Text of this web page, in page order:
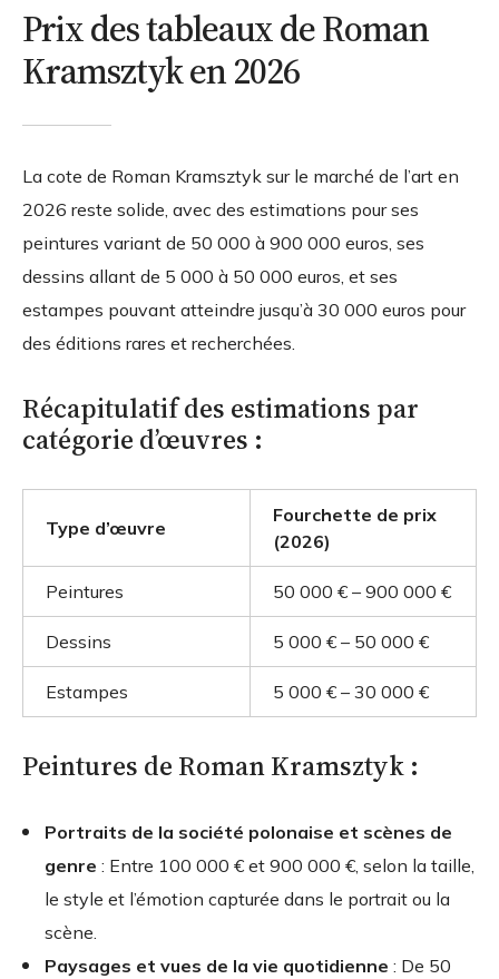
Prix des tableaux de Roman
Kramsztyk en 2026
La cote de Roman Kramsztyk sur le marché de l’art en
2026 reste solide, avec des estimations pour ses
peintures variant de 50 000 à 900 000 euros, ses
dessins allant de 5 000 à 50 000 euros, et ses
estampes pouvant atteindre jusqu’à 30 000 euros pour
des éditions rares et recherchées.
Récapitulatif des estimations par
catégorie d’œuvres :
Type d’œuvre
Fourchette de prix
(2026)
Peintures 50 000 € – 900 000 €
Dessins 5 000 € – 50 000 €
Estampes 5 000 € – 30 000 €
Peintures de Roman Kramsztyk :
Portraits de la société polonaise et scènes de
genre : Entre 100 000 € et 900 000 €, selon la taille,
le style et l’émotion capturée dans le portrait ou la
scène.
Paysages et vues de la vie quotidienne : De 50